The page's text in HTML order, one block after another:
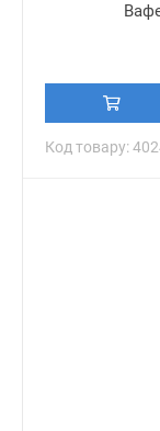
Код товару: